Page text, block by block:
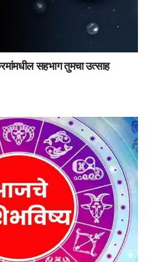
सहभाग तुमचा उत्साह